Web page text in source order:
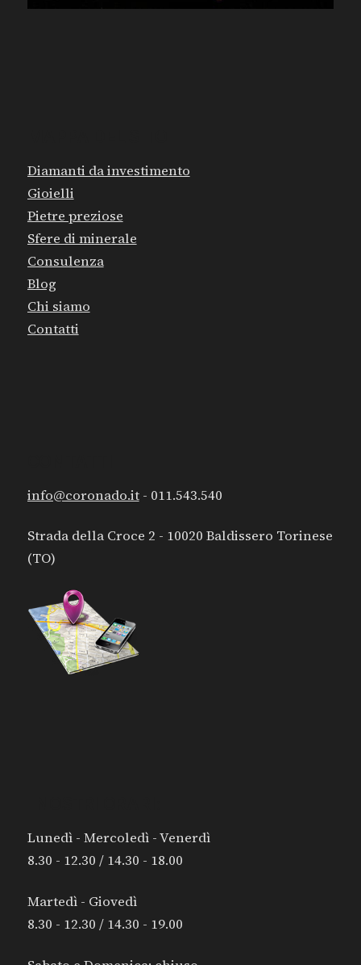
Diamanti da investimento
Gioielli
Pietre preziose
Sfere di minerale
Consulenza
Blog
Chi siamo
Contatti
info@coronado.it- 011.543.540
Strada della Croce 2 - 10020 Baldissero Torinese
(TO)
Lunedì - Mercoledì - Venerdì
8.30 - 12.30 / 14.30 - 18.00
Martedì - Giovedì
8.30 - 12.30 / 14.30 - 19.00